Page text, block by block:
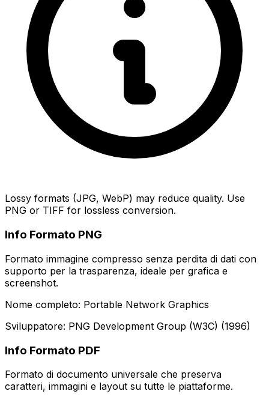
Lossy formats (JPG, WebP) may reduce quality. Use
PNG or TIFF for lossless conversion.
Info Formato PNG
Formato immagine compresso senza perdita di dati con
supporto per la trasparenza, ideale per grafica e
screenshot.
Nome completo: Portable Network Graphics
Sviluppatore: PNG Development Group (W3C) (1996)
Info Formato PDF
Formato di documento universale che preserva
caratteri, immagini e layout su tutte le piattaforme.